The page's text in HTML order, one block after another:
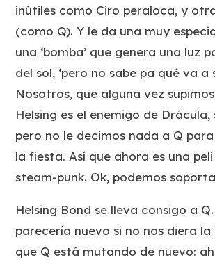
inútiles como Ciro peraloca, y
(como Q). Y le da una muy
una ‘bomba’ que genera una luz
del sol, ‘pero no sabe pa qué va a
Nosotros, que alguna vez
Helsing es el enemigo de Drácula,
pero no le decimos nada a Q
la fiesta. Así que ahora es una
steam-punk. Ok, podemos
Helsing Bond se lleva consigo a Q.
parecería nuevo si no nos diera la
que Q está mutando de nuevo: